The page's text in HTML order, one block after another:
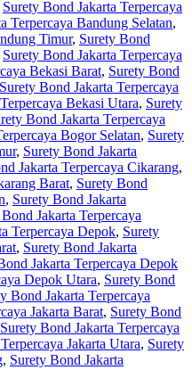
Surety Bond Jakarta Terpercaya
Terpercaya Bandung Selatan,
Timur, Surety Bond
Surety Bond Jakarta Terpercaya
Bekasi Barat, Surety Bond
Surety Bond Jakarta Terpercaya
Bekasi Utara, Surety
Bond Jakarta Terpercaya
Bogor Selatan, Surety
, Surety Bond Jakarta
Jakarta Terpercaya Cikarang,
Barat, Surety Bond
, Surety Bond Jakarta
Jakarta Terpercaya
Terpercaya Depok, Surety
, Surety Bond Jakarta
Jakarta Terpercaya Depok
Depok Utara, Surety Bond
Bond Jakarta Terpercaya
Jakarta Barat, Surety Bond
Surety Bond Jakarta Terpercaya
Jakarta Utara, Surety
, Surety Bond Jakarta